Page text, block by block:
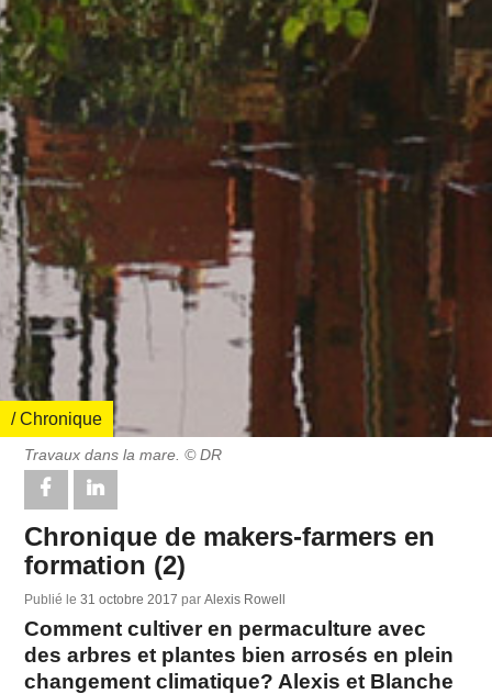
/ Chronique
Travaux dans la mare. © DR
Chronique de makers-farmers en
formation (2)
Publié le31 octobre 2017parAlexis Rowell
Comment cultiver en permaculture avec
des arbres et plantes bien arrosés en plein
changement climatique? Alexis et Blanche